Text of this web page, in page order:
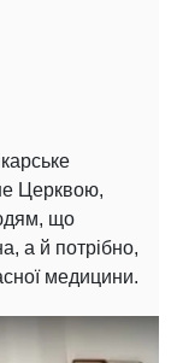
Церквою,
що
а й потрібно,
медицини.